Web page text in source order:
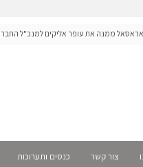
ממנה את עופר אליקים למנכ"ל החברה
צור קשר כנסים ותערוכות